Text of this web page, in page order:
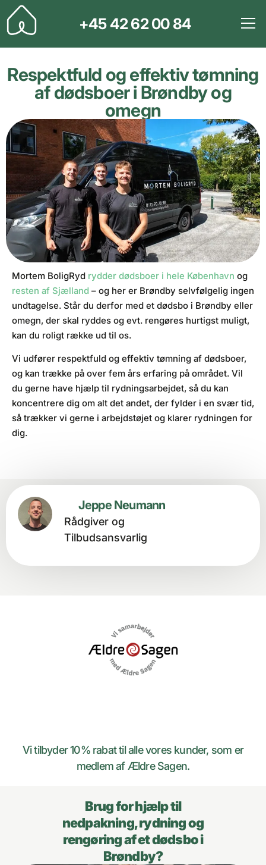
+45 42 62 00 84
Respektfuld og effektiv tømning
af dødsboer i Brøndby og
omegn
Mortem BoligRyd rydder dødsboer i hele København og
resten af Sjælland – og her er Brøndby selvfølgelig ingen
undtagelse. Står du derfor med et dødsbo i Brøndby eller
omegn, der skal ryddes og evt. rengøres hurtigst muligt,
kan du roligt række ud til os.
Vi udfører respektfuld og effektiv tømning af dødsboer,
og kan trække på over fem års erfaring på området. Vil
du gerne have hjælp til rydningsarbejdet, så du kan
koncentrere dig om alt det andet, der fylder i en svær tid,
så trækker vi gerne i arbejdstøjet og klarer rydningen for
dig.
Jeppe Neumann
Rådgiver og
Tilbudsansvarlig
Vi tilbyder 10% rabat til alle vores kunder, som er
medlem af Ældre Sagen.
Brug for hjælp til
nedpakning, rydning og
rengøring af et dødsbo i
Brøndby?